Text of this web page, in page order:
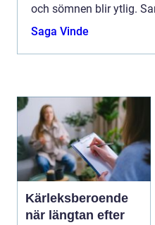
och sömnen blir ytlig.
tycka att allt ser bra ut.
Saga Vinde
Kärleksberoende
när längtan efter